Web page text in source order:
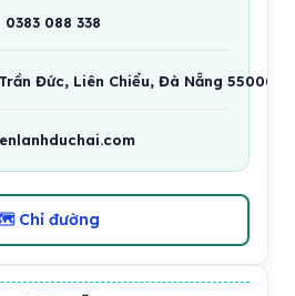
0383 088 338
Đức, Liên Chiểu, Đà Nẵng 550000,
Chỉ đường